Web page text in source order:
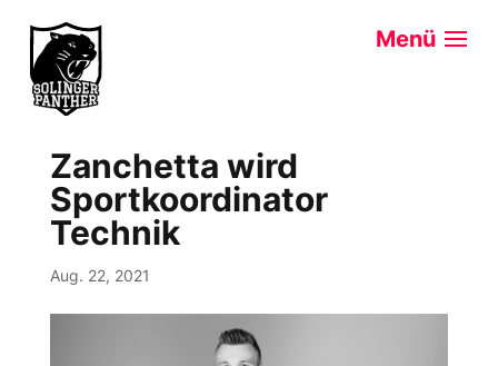
Zanchetta wird
Sportkoordinator
Technik
Aug. 22, 2021